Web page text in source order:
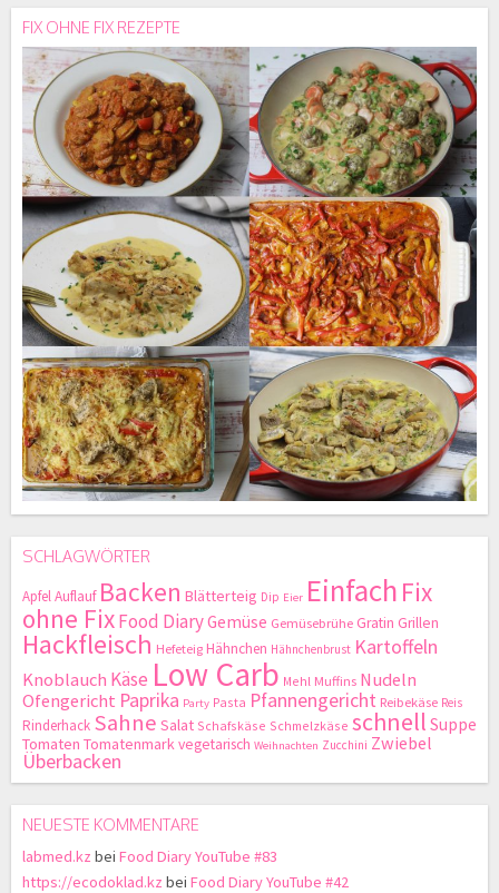
FIX OHNE FIX REZEPTE
SCHLAGWÖRTER
ApfelAuflauf Backen Blätterteig Dip Eier Einfach Fix
ohne FixFood DiaryGemüse Gemüsebrühe Gratin Grillen
Hackfleisch Hefeteig Hähnchen Hähnchenbrust Kartoffeln
Knoblauch Käse Low Carb Mehl Muffins Nudeln
Ofengericht Paprika Party Pasta Pfannengericht Reibekäse Reis
Rinderhack Sahne Salat Schafskäse Schmelzkäse schnell Suppe
Tomaten Tomatenmarkvegetarisch Weihnachten Zucchini Zwiebel
Überbacken
NEUESTE KOMMENTARE
labmed.kz bei Food Diary YouTube #83
https://ecodoklad.kz bei Food Diary YouTube #42